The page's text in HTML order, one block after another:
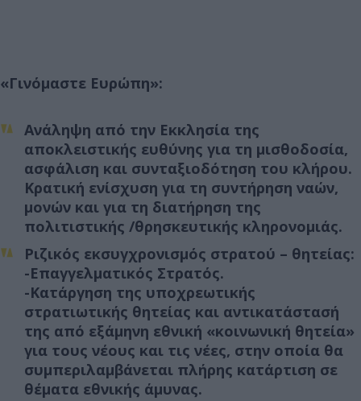
«Γινόμαστε Ευρώπη»:
Ανάληψη από την Εκκλησία της
αποκλειστικής ευθύνης για τη μισθοδοσία,
ασφάλιση και συνταξιοδότηση του κλήρου.
Κρατική ενίσχυση για τη συντήρηση ναών,
μονών και για τη διατήρηση της
πολιτιστικής /θρησκευτικής κληρονομιάς.
Ριζικός εκσυγχρονισμός στρατού – θητείας:
-Επαγγελματικός Στρατός.
-Κατάργηση της υποχρεωτικής
στρατιωτικής θητείας και αντικατάστασή
της από εξάμηνη εθνική «κοινωνική θητεία»
για τους νέους και τις νέες, στην οποία θα
συμπεριλαμβάνεται πλήρης κατάρτιση σε
θέματα εθνικής άμυνας.